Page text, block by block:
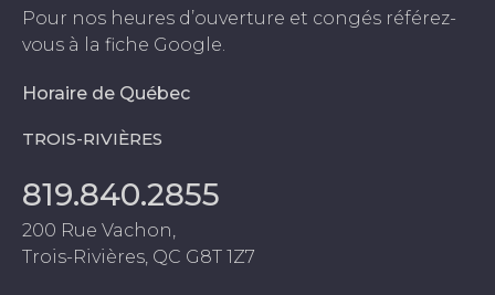
Pour nos heures d’ouverture et congés référez-
vous à la fiche Google.
Horaire de Québec
TROIS-RIVIÈRES
819.840.2855
200 Rue Vachon,
Trois-Rivières, QC G8T 1Z7